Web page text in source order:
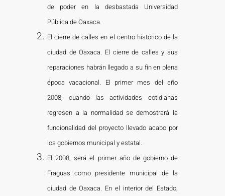
de poder en la desbastada Universidad
Pública de Oaxaca.
El cierre de calles en el centro histórico de la
ciudad de Oaxaca. El cierre de calles y sus
reparaciones habrán llegado a su fin en plena
época vacacional. El primer mes del año
2008, cuando las actividades cotidianas
regresen a la normalidad se demostrará la
funcionalidad del proyecto llevado acabo por
los gobiernos municipal y estatal.
El 2008, será el primer año de gobierno de
Fraguas como presidente municipal de la
ciudad de Oaxaca. En el interior del Estado,